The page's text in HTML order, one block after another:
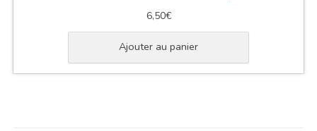
6,50€
Ajouter au panier